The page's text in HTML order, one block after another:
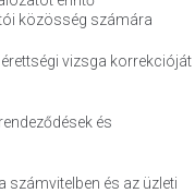
közösség számára
vizsga korrekcióját
és
számvitelben és az üzleti